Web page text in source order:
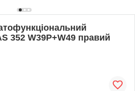
352 W39P+W49 правий